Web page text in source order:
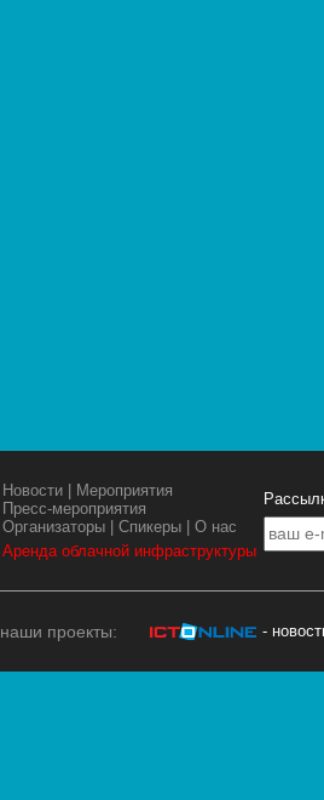
Новости | Мероприятия
Пресс-мероприятия
Организаторы |Спикеры |О нас
Аренда облачной инфраструктуры
проекты: -